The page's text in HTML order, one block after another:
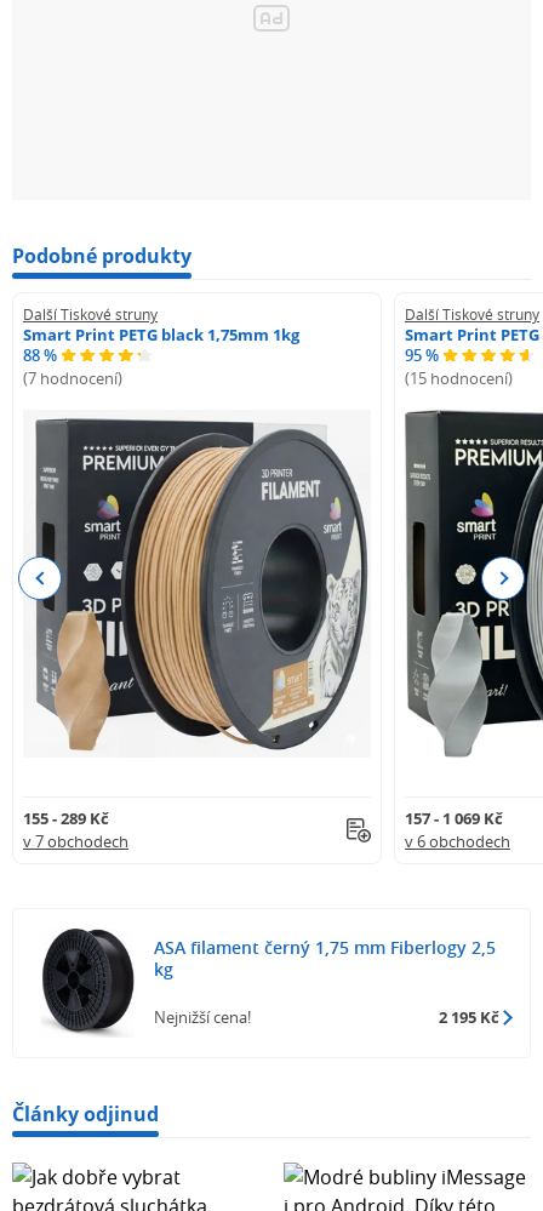
Podobné produkty
Další Tiskové struny
Smart Print PETG black 1,75mm 1kg
88 %
(7 hodnocení)
155 - 289 Kč
v 7 obchodech
Další Tiskové struny
Smart Print
95 %
(15 hodnocení)
157 - 1 069 Kč
v 6 obchodech
Previous Next
ASA filament černý 1,75 mm Fiberlogy 2,5
kg
Nejnižší cena! 2 195 Kč
Články odjinud